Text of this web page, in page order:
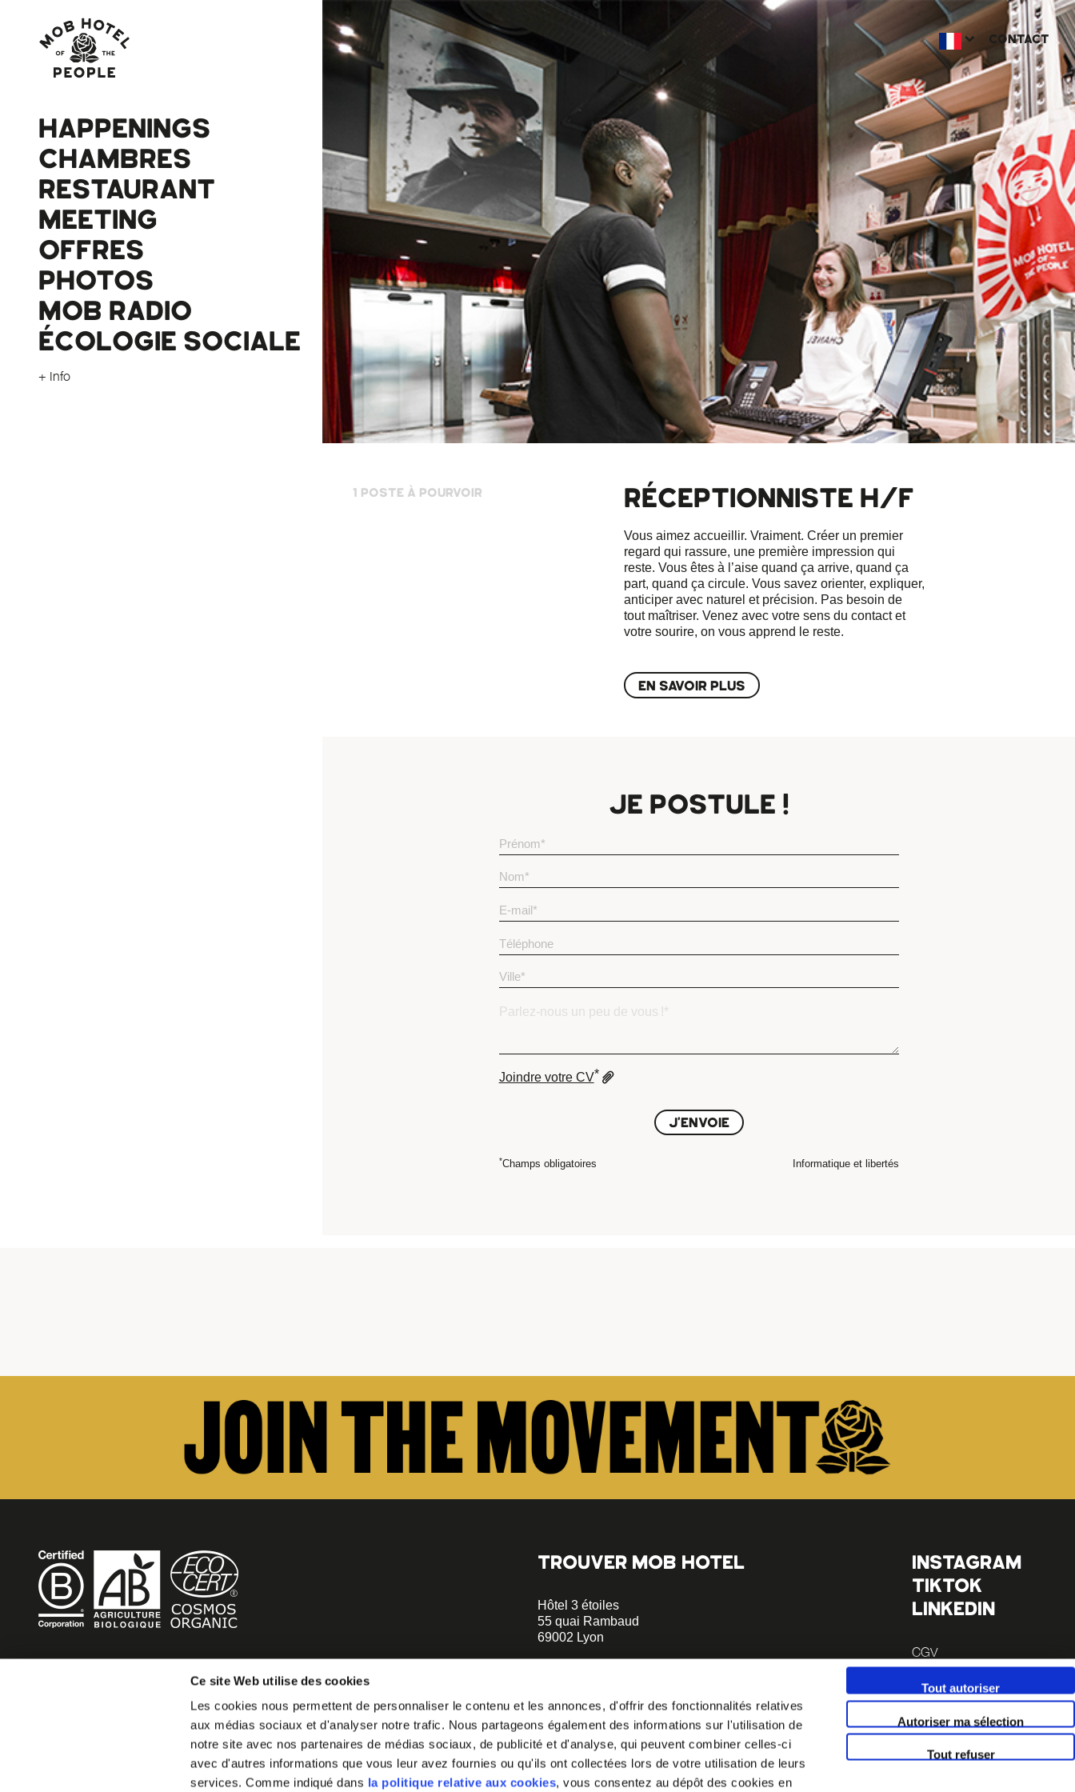
Ce site Web utilise des cookies
Les cookies nous permettent de personnaliser le contenu et les annonces, d'offrir des fonctionnalités relatives
aux médias sociaux et d'analyser notre trafic. Nous partageons également des informations sur l'utilisation de
notre site avec nos partenaires de médias sociaux, de publicité et d'analyse, qui peuvent combiner celles-ci
avec d'autres informations que vous leur avez fournies ou qu'ils ont collectées lors de votre utilisation de leurs
services. Comme indiqué dans la politique relative aux cookies, vous consentez au dépôt des cookies en
Tout autoriser
Autoriser ma sélection
Tout refuser
HAPPENINGS
CHAMBRES
RESTAURANT
MEETING
OFFRES
PHOTOS
MOB RADIO
ÉCOLOGIE SOCIALE
+ Info
CONTACT
RÉCEPTIONNISTE H/F
1 POSTE À POURVOIR
Vous aimez accueillir. Vraiment. Créer un premier
regard qui rassure, une première impression qui
reste. Vous êtes à l’aise quand ça arrive, quand ça
part, quand ça circule. Vous savez orienter, expliquer,
anticiper avec naturel et précision. Pas besoin de
tout maîtriser. Venez avec votre sens du contact et
votre sourire, on vous apprend le reste.
EN SAVOIR PLUS
JE POSTULE !
Joindre votre CV*
J'ENVOIE
*Champs obligatoires Informatique et libertés
BECOME MOB
MOB HOTEL se développe en un véritable mouvement coopératif.
Vous souhaitez créer votre MOB HOTEL et prendre part à notre
écrivez-nous et racontez nous votre projet, nous vous dirons comment
TROUVER MOB HOTEL
Hôtel 3 étoiles
55 quai Rambaud
69002 Lyon
Le Sucre et la Sucrière à 2 min à pieds
hellolyon@mobhotel.com
INSTAGRAM
TIKTOK
LINKEDIN
CGV
Mentions légales